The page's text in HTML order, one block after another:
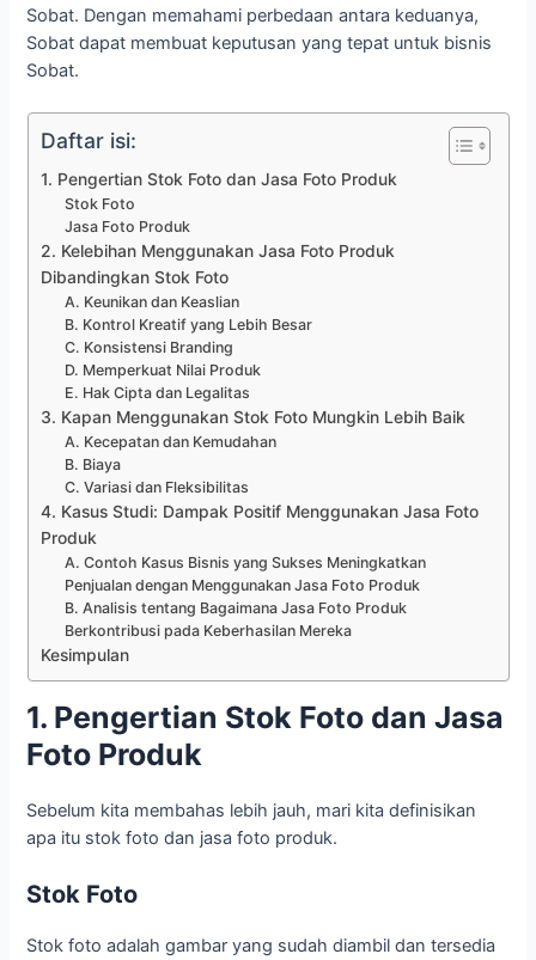
Sobat. Dengan memahami perbedaan antara keduanya,
Sobat dapat membuat keputusan yang tepat untuk bisnis
Sobat.
Daftar isi:
1. Pengertian Stok Foto dan Jasa Foto Produk
Stok Foto
Jasa Foto Produk
2. Kelebihan Menggunakan Jasa Foto Produk
Dibandingkan Stok Foto
A. Keunikan dan Keaslian
B. Kontrol Kreatif yang Lebih Besar
C. Konsistensi Branding
D. Memperkuat Nilai Produk
E. Hak Cipta dan Legalitas
3. Kapan Menggunakan Stok Foto Mungkin Lebih Baik
A. Kecepatan dan Kemudahan
B. Biaya
C. Variasi dan Fleksibilitas
4. Kasus Studi: Dampak Positif Menggunakan Jasa Foto
Produk
A. Contoh Kasus Bisnis yang Sukses Meningkatkan
Penjualan dengan Menggunakan Jasa Foto Produk
B. Analisis tentang Bagaimana Jasa Foto Produk
Berkontribusi pada Keberhasilan Mereka
Kesimpulan
1. Pengertian Stok Foto dan Jasa
Foto Produk
Sebelum kita membahas lebih jauh, mari kita definisikan
apa itu stok foto dan jasa foto produk.
Stok Foto
Stok foto adalah gambar yang sudah diambil dan tersedia